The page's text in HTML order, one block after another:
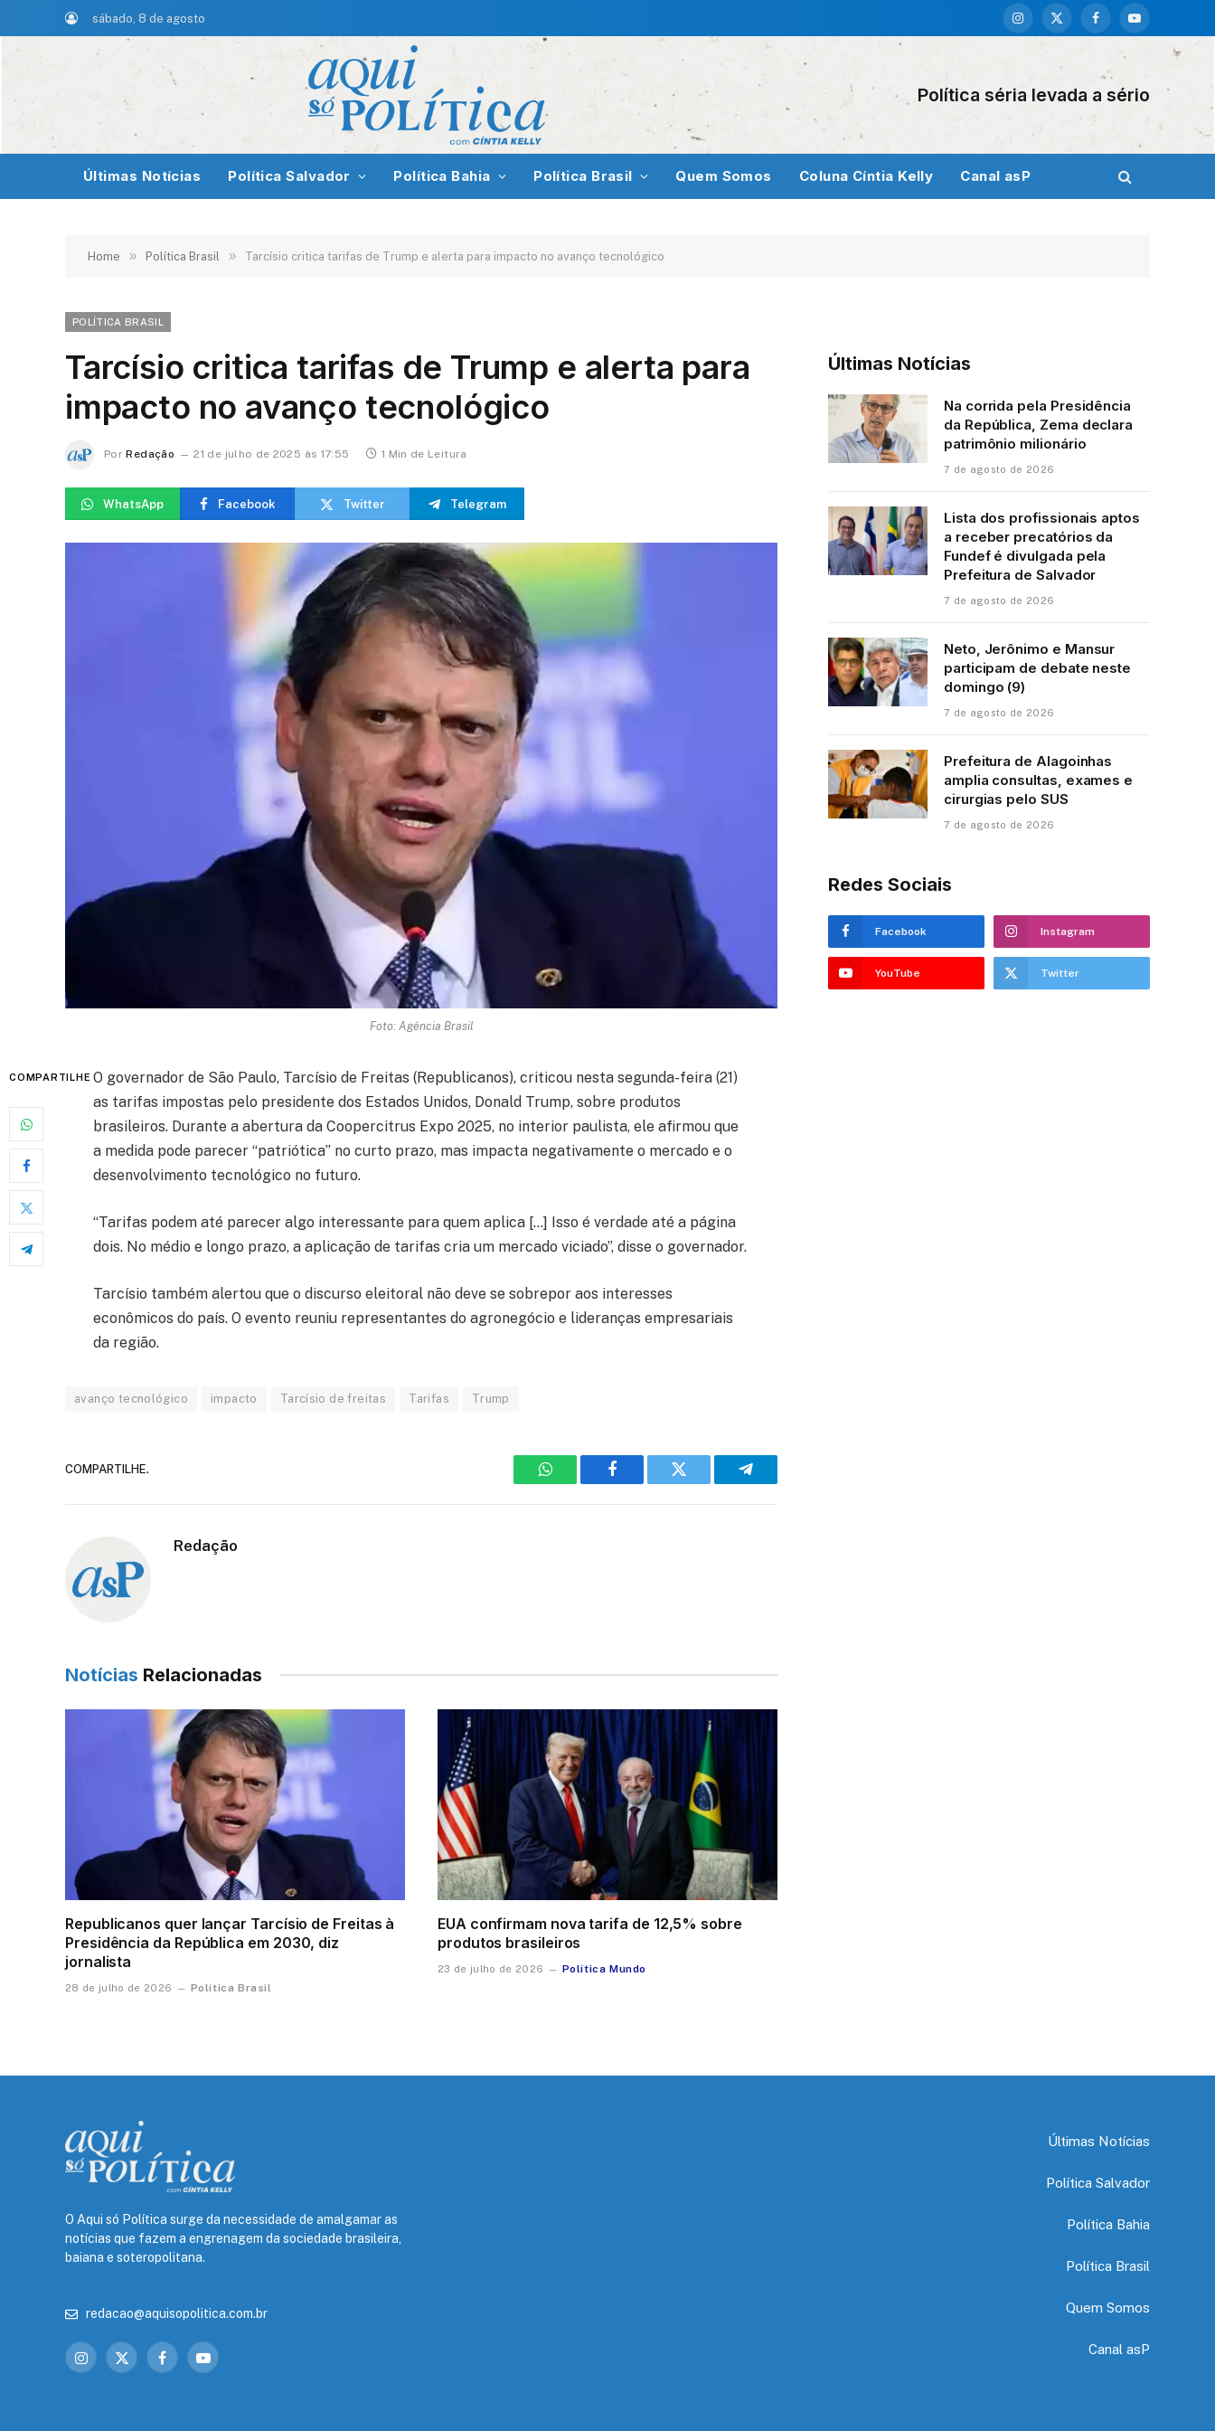
sábado, 8 de agosto
Instagram
X
FacebookYouTube
Política séria levada a sério
Últimas Notícias Política Salvador Política Bahia Política Brasil Quem Somos Coluna Cíntia Kelly Canal asP
Home » Política Brasil » Tarcísio critica tarifas de Trump e alerta para impacto no avanço tecnológico
POLÍTICA BRASIL
Tarcísio critica tarifas de Trump e alerta para
impacto no avanço tecnológico
Por Redação 21 de julho de 2025 às 17:55 1 Min de Leitura
WhatsApp Facebook Twitter Telegram
Foto: Agência Brasil
COMPARTILHE O governador de São Paulo, Tarcísio de Freitas (Republicanos), criticou nesta segunda-feira (21)
as tarifas impostas pelo presidente dos Estados Unidos, Donald Trump, sobre produtos
brasileiros. Durante a abertura da Coopercitrus Expo 2025, no interior paulista, ele afirmou que
a medida pode parecer “patriótica” no curto prazo, mas impacta negativamente o mercado e o
desenvolvimento tecnológico no futuro.
“Tarifas podem até parecer algo interessante para quem aplica […] Isso é verdade até a página
dois. No médio e longo prazo, a aplicação de tarifas cria um mercado viciado”, disse o governador.
Tarcísio também alertou que o discurso eleitoral não deve se sobrepor aos interesses
econômicos do país. O evento reuniu representantes do agronegócio e lideranças empresariais
da região.
avanço tecnológico impacto Tarcísio de freitas Tarifas Trump
COMPARTILHE.
WhatsAppFacebook Twitter Telegram
Redação
Notícias Relacionadas
Republicanos quer lançar Tarcísio de Freitas à
Presidência da República em 2030, diz
jornalista
28 de julho de 2026 Política Brasil
EUA confirmam nova tarifa de 12,5% sobre
produtos brasileiros
23 de julho de 2026 Política Mundo
Últimas Notícias
Na corrida pela Presidência
da República, Zema declara
patrimônio milionário
7 de agosto de 2026
Lista dos profissionais aptos
a receber precatórios da
Fundef é divulgada pela
Prefeitura de Salvador
7 de agosto de 2026
Neto, Jerônimo e Mansur
participam de debate neste
domingo (9)
7 de agosto de 2026
Prefeitura de Alagoinhas
amplia consultas, exames e
cirurgias pelo SUS
7 de agosto de 2026
Redes Sociais
Facebook Instagram
YouTube Twitter
O Aqui só Política surge da necessidade de amalgamar as
notícias que fazem a engrenagem da sociedade brasileira,
baiana e soteropolitana.
redacao@aquisopolitica.com.br
Instagram
X
FacebookYouTube
Últimas Notícias
Política Salvador
Política Bahia
Política Brasil
Quem Somos
Canal asP